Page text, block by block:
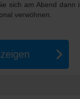
sich am Abend dann
verwöhnen.